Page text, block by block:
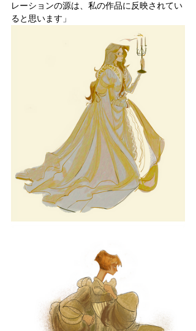
レーションの源は、私の作品に反映されてい
ると思います」